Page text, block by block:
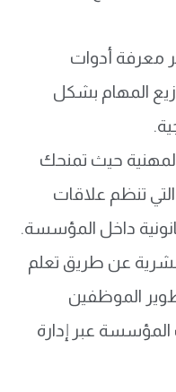
معرفة أدوات
المهام بشكل
حيث تمنحك
التي تنظم علاقات
داخل المؤسسة.
عن طريق تعلم
الموظفين
عبر إدارة